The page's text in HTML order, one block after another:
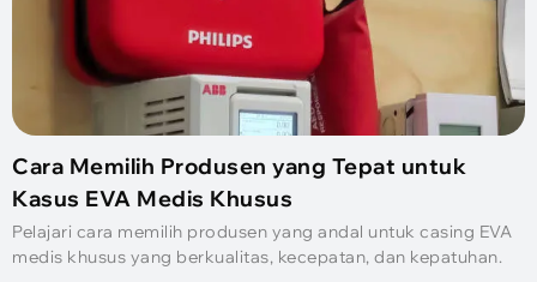
Cara Memilih Produsen yang Tepat untuk
Kasus EVA Medis Khusus
Pelajari cara memilih produsen yang andal untuk casing EVA
medis khusus yang berkualitas, kecepatan, dan kepatuhan.